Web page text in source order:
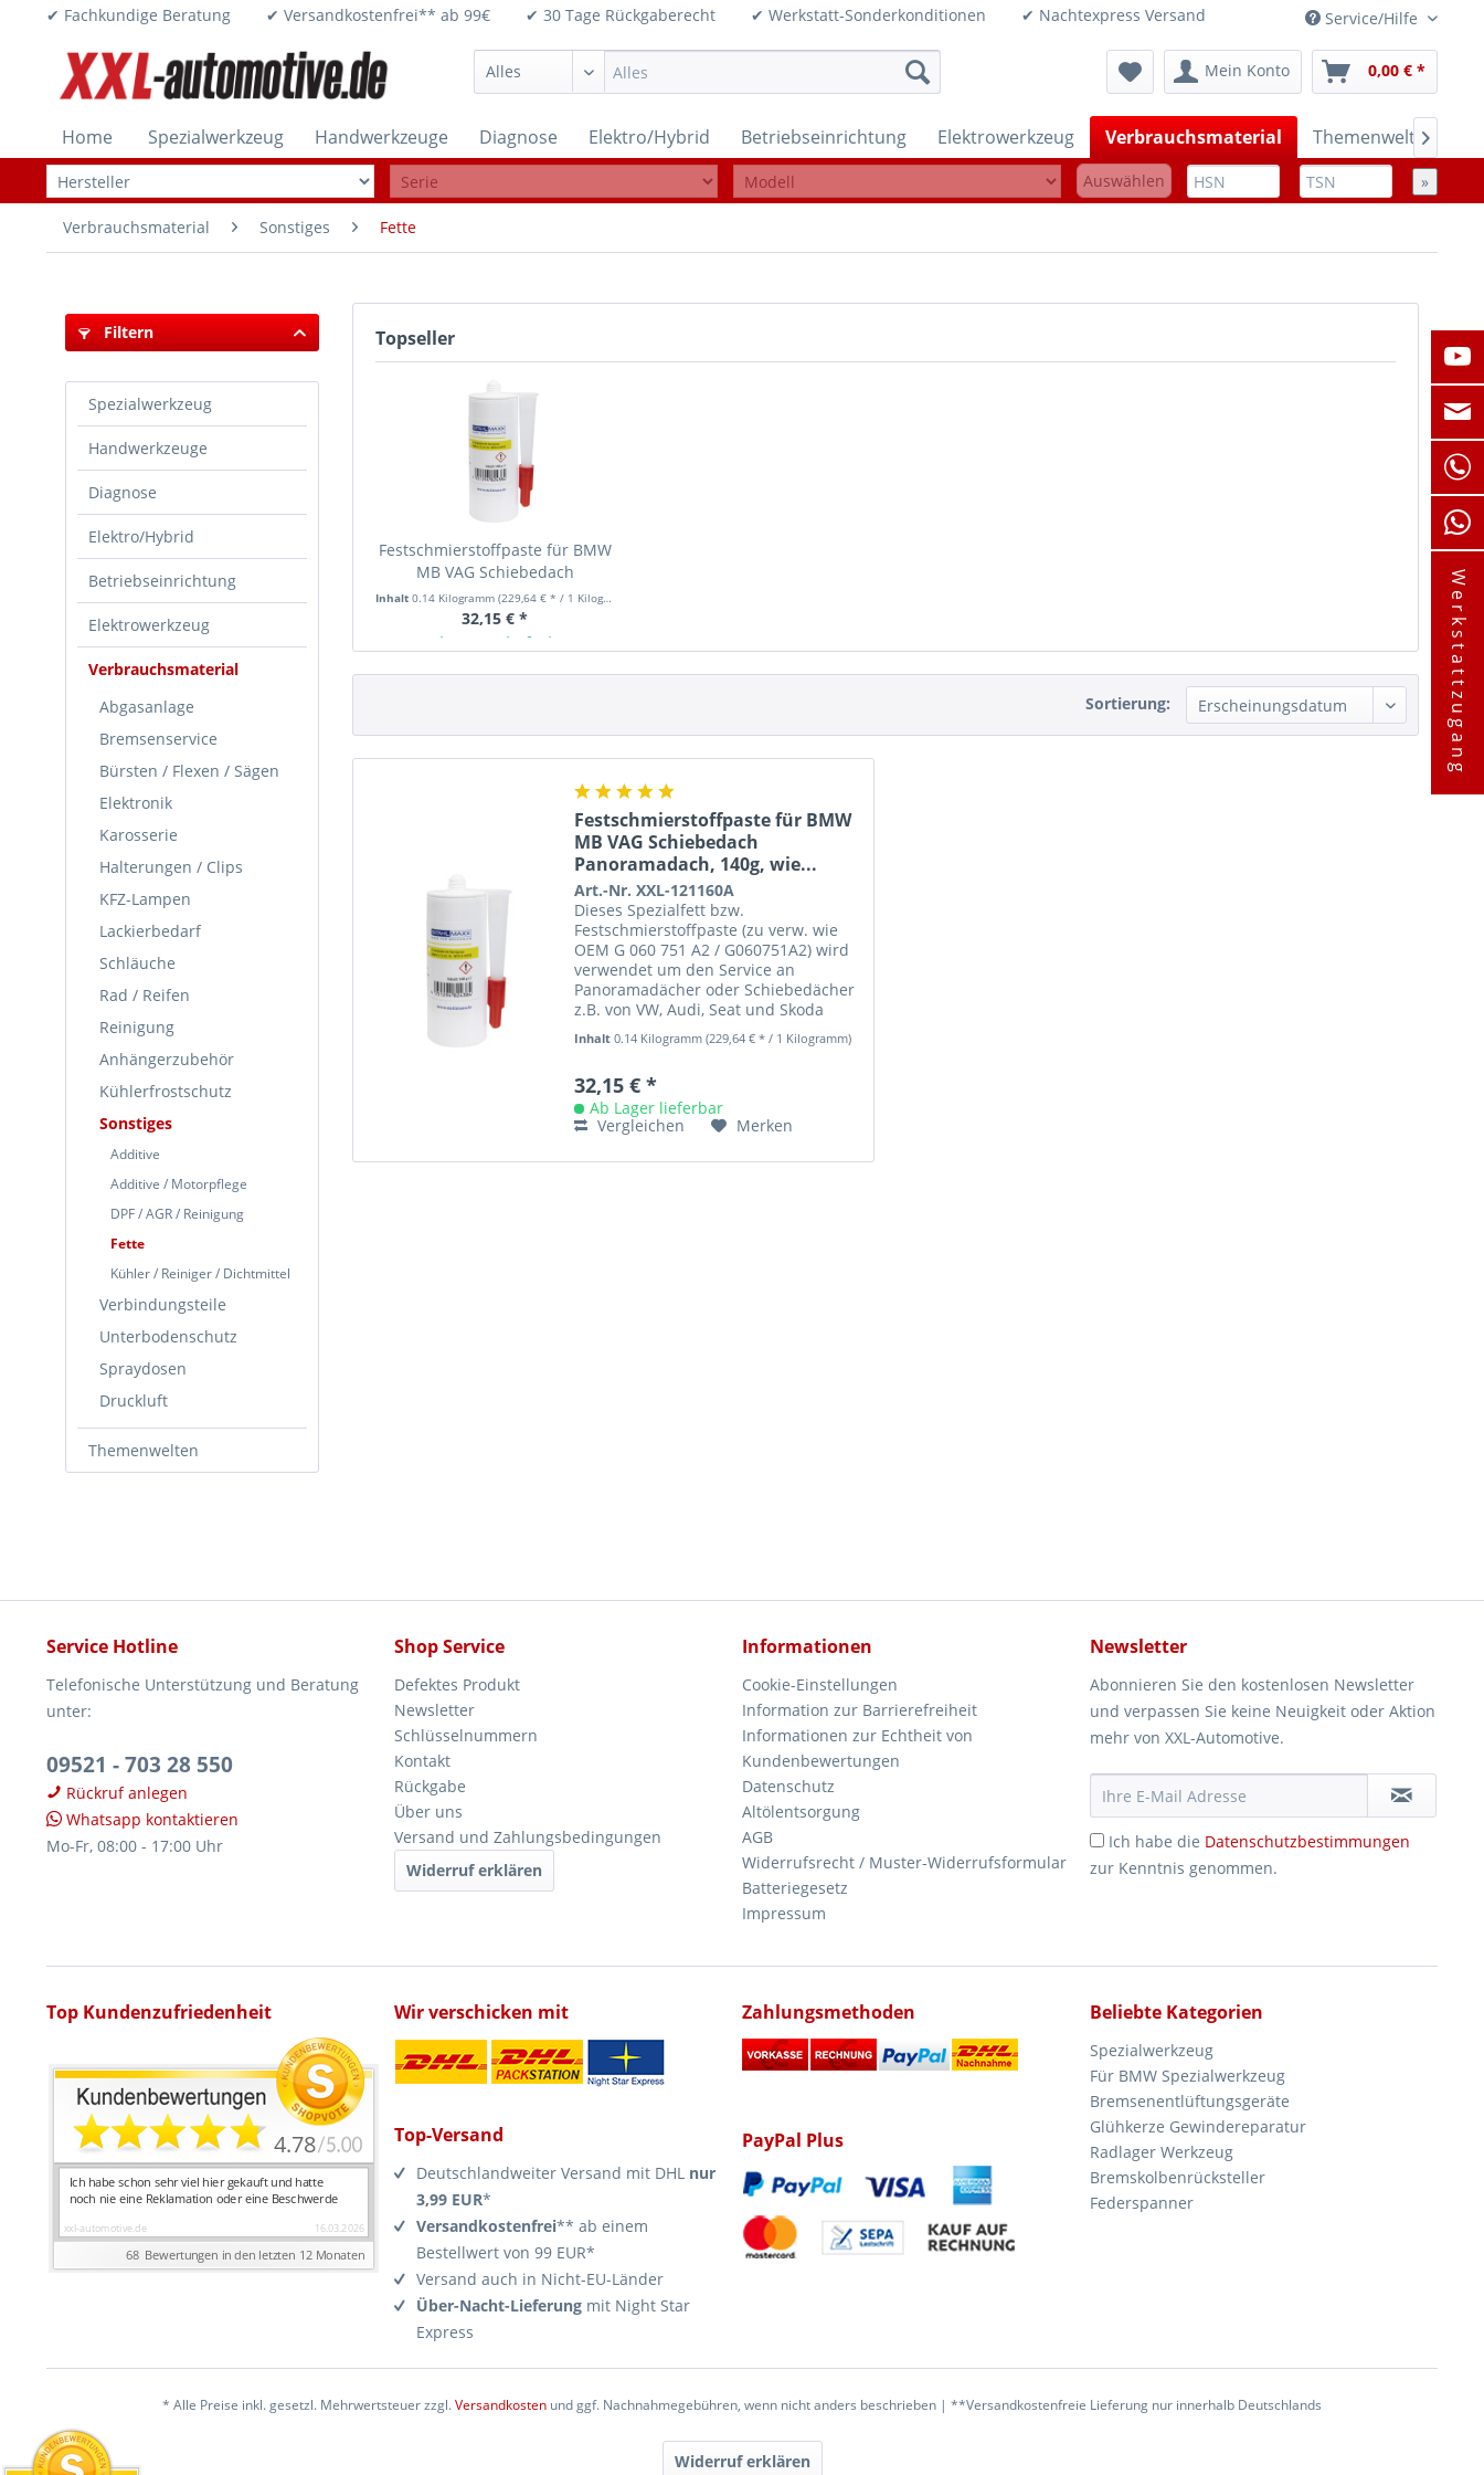
✔ Fachkundige Beratung ✔ Versandkostenfrei** ab 99€ ✔ 30 Tage Rückgaberecht ✔ Werkstatt-Sonderkonditionen ✔ Nachtexpress Versand Service/Hilfe
Mein Konto 0,00 € *
Home Spezialwerkzeug Handwerkzeuge Diagnose Elektro/Hybrid Betriebseinrichtung Elektrowerkzeug Verbrauchsmaterial Themenwelten

Auswählen »
Verbrauchsmaterial Sonstiges Fette
Filtern
Spezialwerkzeug
Handwerkzeuge
Diagnose
Elektro/Hybrid
Betriebseinrichtung
Elektrowerkzeug
Verbrauchsmaterial
Abgasanlage
Bremsenservice
Bürsten / Flexen / Sägen
Elektronik
Karosserie
Halterungen / Clips
KFZ-Lampen
Lackierbedarf
Schläuche
Rad / Reifen
Reinigung
Anhängerzubehör
Kühlerfrostschutz
Sonstiges
Additive
Additive / Motorpflege
DPF / AGR / Reinigung
Fette
Kühler / Reiniger / Dichtmittel
Verbindungsteile
Unterbodenschutz
Spraydosen
Druckluft
Themenwelten
Topseller
Festschmierstoffpaste für BMW
MB VAG Schiebedach
Panoramadach, 140g, wie...
Inhalt 0.14 Kilogramm (229,64 € * / 1 Kilogramm)
32,15 € *
Ab Lager lieferbar
Sortierung:
Festschmierstoffpaste für BMW
MB VAG Schiebedach
Panoramadach, 140g, wie...
Art.-Nr. XXL-121160A
Dieses Spezialfett bzw.
Festschmierstoffpaste (zu verw. wie
OEM G 060 751 A2 / G060751A2) wird
verwendet um den Service an
Panoramadächer oder Schiebedächer
z.B. von VW, Audi, Seat und Skoda
durchzuführen. Selbstverständlich
kann dieser...
Inhalt0.14 Kilogramm(229,64 € * / 1 Kilogramm)
32,15 € *
Ab Lager lieferbar
Vergleichen
Merken
Service Hotline
Telefonische Unterstützung und Beratung
unter:
09521 - 703 28 550
Rückruf anlegen
Whatsapp kontaktieren
Mo-Fr, 08:00 - 17:00 Uhr
Shop Service
Defektes Produkt
Newsletter
Schlüsselnummern
Kontakt
Rückgabe
Über uns
Versand und Zahlungsbedingungen
Widerruf erklären
Informationen
Cookie-Einstellungen
Information zur Barrierefreiheit
Informationen zur Echtheit von
Kundenbewertungen
Datenschutz
Altölentsorgung
AGB
Widerrufsrecht / Muster-Widerrufsformular
Batteriegesetz
Impressum
Newsletter
Abonnieren Sie den kostenlosen Newsletter
und verpassen Sie keine Neuigkeit oder Aktion
mehr von XXL-Automotive.
Ich habe die Datenschutzbestimmungen
zur Kenntnis genommen.
Top Kundenzufriedenheit Wir verschicken mit
Top-Versand
Deutschlandweiter Versand mit DHL nur
3,99 EUR*
Versandkostenfrei** ab einem
Bestellwert von 99 EUR*
Versand auch in Nicht-EU-Länder
Über-Nacht-Lieferung mit Night Star
Express
Zahlungsmethoden
PayPal Plus
Beliebte Kategorien
Spezialwerkzeug
Für BMW Spezialwerkzeug
Bremsenentlüftungsgeräte
Glühkerze Gewindereparatur
Radlager Werkzeug
Bremskolbenrücksteller
Federspanner
* Alle Preise inkl. gesetzl. Mehrwertsteuer zzgl.Versandkosten und ggf. Nachnahmegebühren, wenn nicht anders beschrieben | **Versandkostenfreie Lieferung nur innerhalb Deutschlands
Widerruf erklären
Werkstattzugang